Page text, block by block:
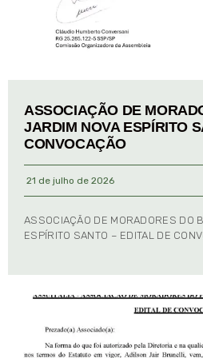
ASSOCIAÇÃO DE
JARDIM NOVA ESPÍRITO
CONVOCAÇÃO
21 de julho de 2026
ASSOCIAÇÃO DE MORADORES DO
ESPÍRITO SANTO – EDITAL DE